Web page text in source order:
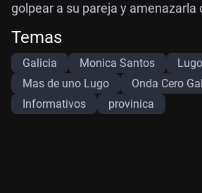
golpear a su pareja y amenazarla
Temas
Galicia Monica Santos
Lugo
Mas de uno Lugo
Onda Cero
Informativos
provinica